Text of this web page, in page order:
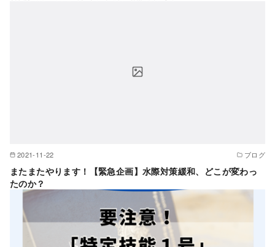
2021-11-22 ブログ
またまたやります！【緊急企画】水際対策緩和、どこが変わっ
たのか？